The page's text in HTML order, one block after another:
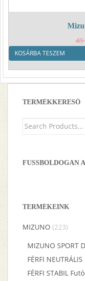
KOSÁRBA TESZEM
TERMÉKKERESŐ
Keresés
FUSSBOLDOGAN
TERMÉKEINK
MIZUNO (223)
MIZUNO SPORT
FÉRFI
FÉRFI STABIL